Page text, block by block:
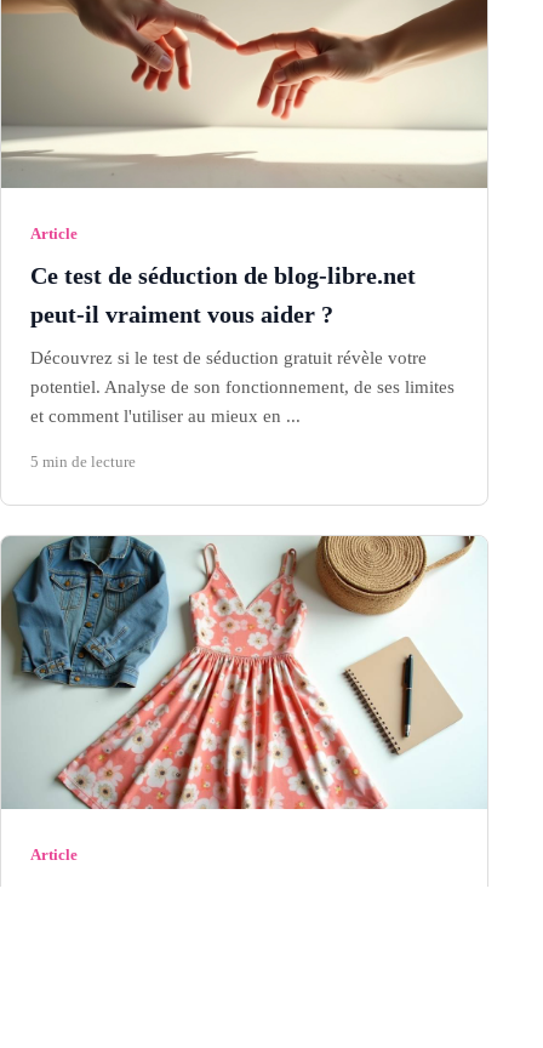
Article
Ce test de séduction de blog-libre.net
peut-il vraiment vous aider ?
Découvrez si le test de séduction gratuit révèle votre
potentiel. Analyse de son fonctionnement, de ses limites
et comment l'utiliser au mieux en ...
5 min de lecture
Article